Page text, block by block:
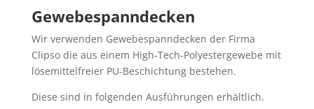
Gewebespanndecken
Wir verwenden Gewebespanndecken der Firma
Clipso die aus einem High-Tech-Polyestergewebe mit
lösemittelfreier PU-Beschichtung bestehen.
Diese sind in folgenden Ausführungen erhältlich.